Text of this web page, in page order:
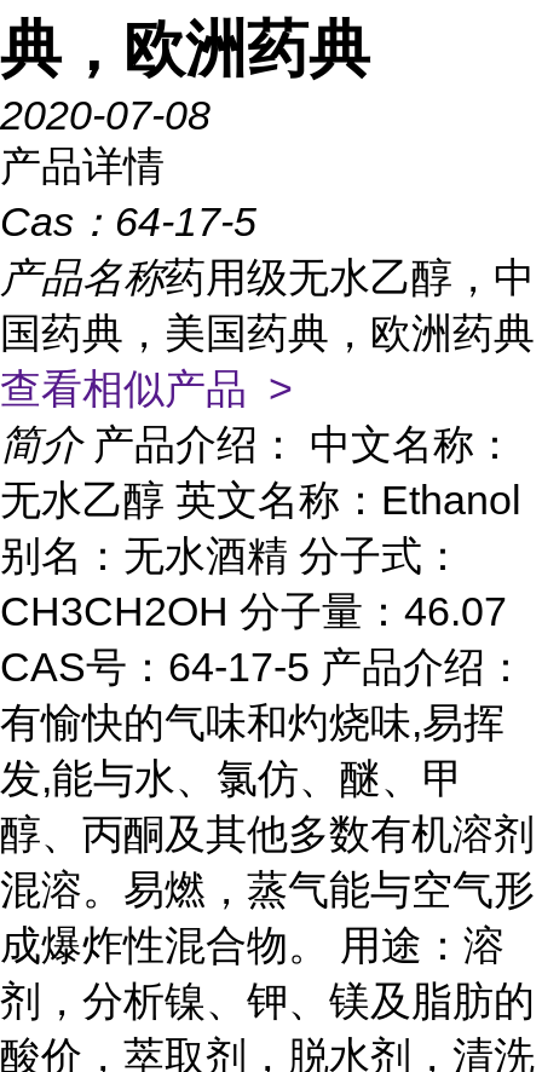
典，欧洲药典
2020-07-08
产品详情
Cas： 64-17-5
产品名称药用级无水乙醇，中
国药典，美国药典，欧洲药典
查看相似产品 >
简介 产品介绍： 中文名称：
无水乙醇 英文名称：Ethanol
别名：无水酒精 分子式：
CH3CH2OH 分子量：46.07
CAS号：64-17-5 产品介绍：
有愉快的气味和灼烧味,易挥
发,能与水、氯仿、醚、甲
醇、丙酮及其他多数有机溶剂
混溶。易燃，蒸气能与空气形
成爆炸性混合物。 用途：溶
剂，分析镍、钾、镁及脂肪的
酸价，萃取剂，脱水剂，清洗